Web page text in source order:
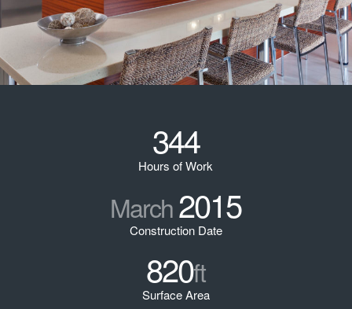
344
Hours of Work
March2015
Construction Date
820ft
Surface Area